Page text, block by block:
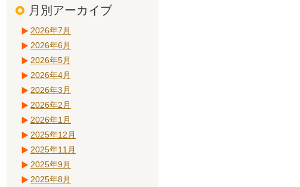
月別アーカイブ
2026年7月
2026年6月
2026年5月
2026年4月
2026年3月
2026年2月
2026年1月
2025年12月
2025年11月
2025年9月
2025年8月